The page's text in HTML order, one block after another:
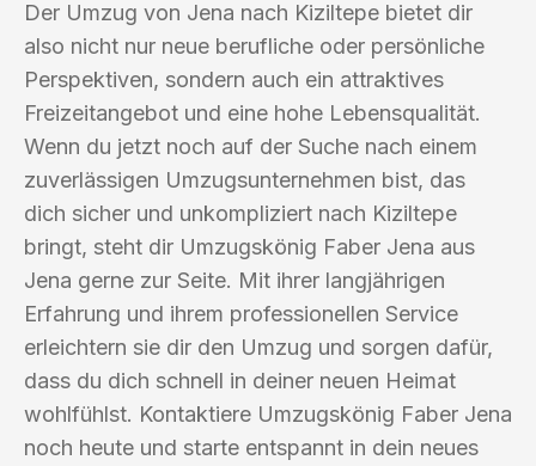
Der Umzug von Jena nach Kiziltepe bietet dir
also nicht nur neue berufliche oder persönliche
Perspektiven, sondern auch ein attraktives
Freizeitangebot und eine hohe Lebensqualität.
Wenn du jetzt noch auf der Suche nach einem
zuverlässigen Umzugsunternehmen bist, das
dich sicher und unkompliziert nach Kiziltepe
bringt, steht dir Umzugskönig Faber Jena aus
Jena gerne zur Seite. Mit ihrer langjährigen
Erfahrung und ihrem professionellen Service
erleichtern sie dir den Umzug und sorgen dafür,
dass du dich schnell in deiner neuen Heimat
wohlfühlst. Kontaktiere Umzugskönig Faber Jena
noch heute und starte entspannt in dein neues